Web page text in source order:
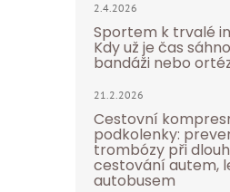
2.4.2026
Sportem k trvalé
Kdy už je čas
bandáži nebo
21.2.2026
Cestovní
podkolenky:
trombózy při
cestování autem,
autobusem